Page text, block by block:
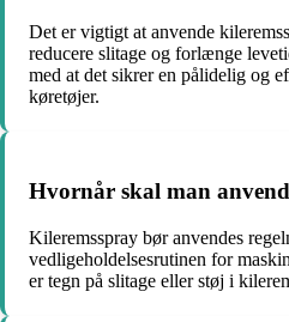
Det er vigtigt at anvende
reducere slitage og forlænge
med at det sikrer en pålidelig og
køretøjer.
Hvornår skal man
Kileremsspray bør anvendes
vedligeholdelsesrutinen for
er tegn på slitage eller støj i